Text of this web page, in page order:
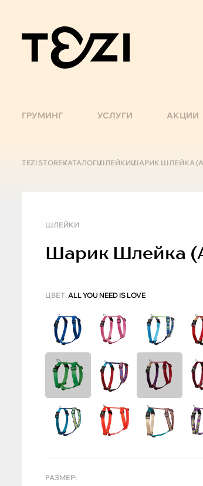
ГРУМИНГ УСЛУГИ АКЦИИ
TEZI STOREКАТАЛОГШЛЕЙКИШАРИК ШЛЕЙКА (ALL
ШЛЕЙКИ
Шарик Шлейка
ЦВЕТ: ALL YOU NEED IS LOVE
РАЗМЕР: